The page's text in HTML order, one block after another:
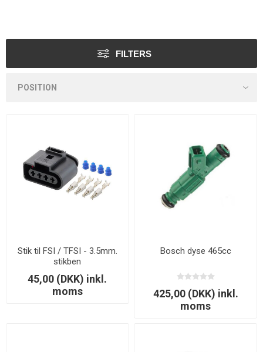
FILTERS
Stik til FSI / TFSI - 3.5mm.
stikben
45,00 (DKK) inkl.
moms
Bosch dyse 465cc
425,00 (DKK) inkl.
moms